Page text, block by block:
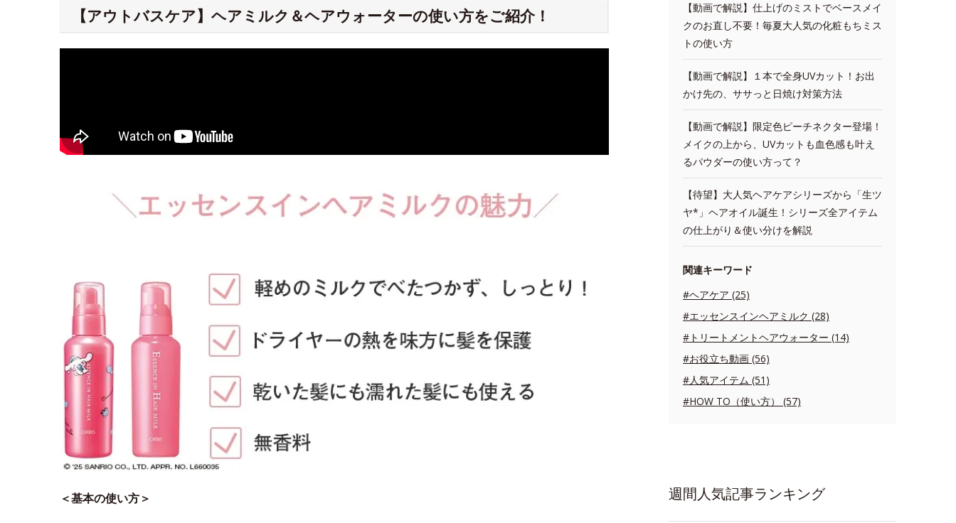
【アウトバスケア】ヘアミルク＆ヘアウォーターの使い方をご紹介！
＜基本の使い方＞
【動画で解説】仕上げのミストでベースメイ
クのお直し不要！毎夏大人気の化粧もちミス
トの使い方
【動画で解説】１本で全身UVカット！お出
かけ先の、ササっと日焼け対策方法
【動画で解説】限定色ピーチネクター登場！
メイクの上から、UVカットも血色感も叶え
るパウダーの使い方って？
【待望】大人気ヘアケアシリーズから「生ツ
ヤ*」ヘアオイル誕生！シリーズ全アイテム
の仕上がり＆使い分けを解説
関連キーワード
#ヘアケア (25)
#エッセンスインヘアミルク (28)
#トリートメントヘアウォーター (14)
#お役立ち動画 (56)
#人気アイテム (51)
#HOW TO（使い方） (57)
週間人気記事ランキング